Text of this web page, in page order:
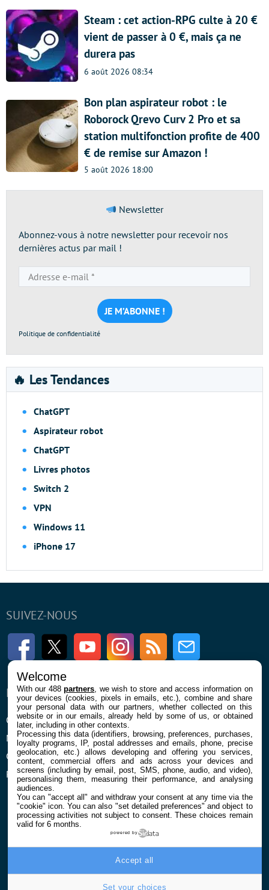
Steam : cet action-RPG culte à 20 €
vient de passer à 0 €, mais ça ne
durera pas
6 août 2026 08:34
Bon plan aspirateur robot : le
Roborock Qrevo Curv 2 Pro et sa
station multifonction profite de 400
€ de remise sur Amazon !
5 août 2026 18:00
Newsletter
Abonnez-vous à notre newsletter pour recevoir nos
dernières actus par mail !
e-
mail
*
Politique de confidentialité
🔥 Les Tendances
ChatGPT
Aspirateur robot
ChatGPT
Livres photos
Switch 2
VPN
Windows 11
iPhone 17
SUIVEZ-NOUS
FacebookTwitter Youtube InstagramRSS Newsletter
ENTREPRISE
Qui sommes nous
Mentions légales et CGU
Confidentialité et Cookies
Préférences cookies
À PROPOS
La rédaction
Contact
Welcome
With our 488partners , we wish to store and access information on
your devices (cookies, pixels in emails, etc.), combine and share
your personal data with our partners, whether collected on this
website or in our emails, already held by some of us, or obtained
later, including in other contexts.
Processing this data (identifiers, browsing, preferences, purchases,
loyalty programs, IP, postal addresses and emails, phone, precise
geolocation, etc.) allows developing and offering you services,
content, commercial offers and ads across your devices and
screens (including by email, post, SMS, phone, audio, and video),
personalising them, measuring their performance, and analysing
audiences.
You can "accept all" and withdraw your consent at any time via the
"cookie" icon. You can also "set detailed preferences" and object to
processing activities not subject to consent. These choices remain
valid for 6 months.
powered by
Set your choices
Accept all